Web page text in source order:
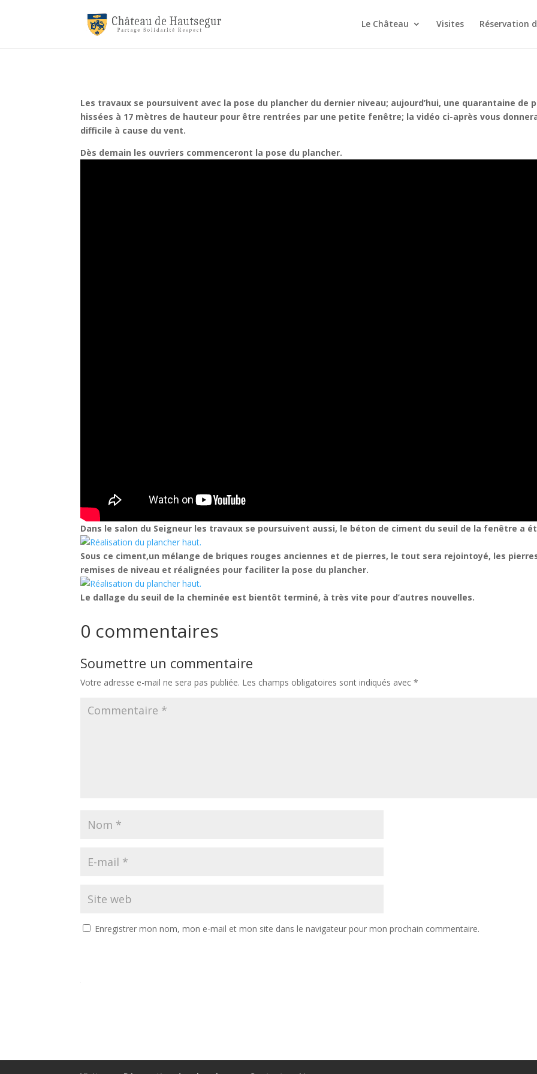
Le Château Visites Réservation
Les travaux se poursuivent avec la pose du plancher du dernier niveau; aujourd’hui, une quarantaine
hissées à 17 mètres de hauteur pour être rentrées par une petite fenêtre; la vidéo ci-après vous
difficile à cause du vent.
Dès demain les ouvriers commenceront la pose du plancher.
Dans le salon du Seigneur les travaux se poursuivent aussi, le béton de ciment du seuil de la fenêtre a
Sous ce ciment,un mélange de briques rouges anciennes et de pierres, le tout sera rejointoyé, les
remises de niveau et réalignées pour faciliter la pose du plancher.
Le dallage du seuil de la cheminée est bientôt terminé, à très vite pour d’autres nouvelles.
0 commentaires
Soumettre un commentaire
Votre adresse e-mail ne sera pas publiée. Les champs obligatoires sont indiqués avec*
Enregistrer mon nom, mon e-mail et mon site dans le navigateur pour mon prochain commentaire.